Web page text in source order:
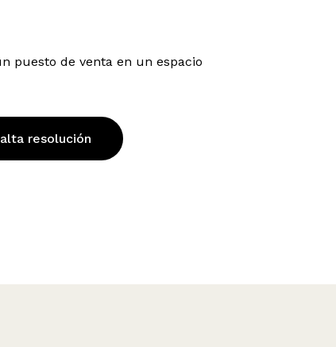
puesto de venta en un espacio
resolución